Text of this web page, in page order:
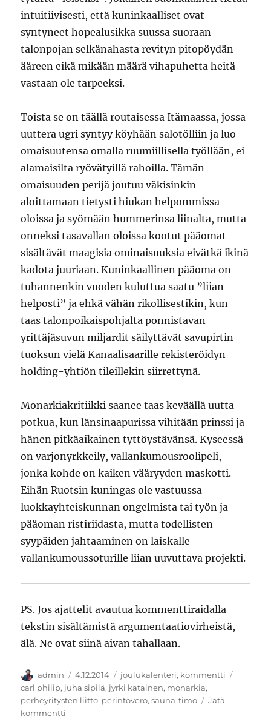
intuitiivisesti, että kuninkaalliset ovat
syntyneet hopealusikka suussa suoraan
talonpojan selkänahasta revityn pitopöydän
ääreen eikä mikään määrä vihapuhetta heitä
vastaan ole tarpeeksi.
Toista se on täällä routaisessa Itämaassa, jossa
uuttera ugri syntyy köyhään salotölliin ja luo
omaisuutensa omalla ruumiillisella työllään, ei
alamaisilta ryövätyillä rahoilla. Tämän
omaisuuden perijä joutuu väkisinkin
aloittamaan tietysti hiukan helpommissa
oloissa ja syömään hummerinsa liinalta, mutta
onneksi tasavallan oloissa kootut pääomat
sisältävät maagisia ominaisuuksia eivätkä ikinä
kadota juuriaan. Kuninkaallinen pääoma on
tuhannenkin vuoden kuluttua saatu ”liian
helposti” ja ehkä vähän rikollisestikin, kun
taas talonpoikaispohjalta ponnistavan
yrittäjäsuvun miljardit säilyttävät savupirtin
tuoksun vielä Kanaalisaarille rekisteröidyn
holding-yhtiön tileillekin siirrettynä.
Monarkiakritiikki saanee taas keväällä uutta
potkua, kun länsinaapurissa vihitään prinssi ja
hänen pitkäaikainen tyttöystävänsä. Kyseessä
on varjonyrkkeily, vallankumousroolipeli,
jonka kohde on kaiken vääryyden maskotti.
Eihän Ruotsin kuningas ole vastuussa
luokkayhteiskunnan ongelmista tai työn ja
pääoman ristiriidasta, mutta todellisten
syypäiden jahtaaminen on laiskalle
vallankumoussoturille liian uuvuttava projekti.
PS. Jos ajattelit avautua kommenttiraidalla
tekstin sisältämistä argumentaatiovirheistä,
älä. Ne ovat siinä aivan tahallaan.
Kirjoittaja
admin Julkaistu
4.12.2014 Kategoriat
joulukalenteri, kommentti
carl philip, juha sipilä, jyrki katainen, monarkia,
perheyritysten liitto, perintövero,sauna-timo
Jätä
kommentti